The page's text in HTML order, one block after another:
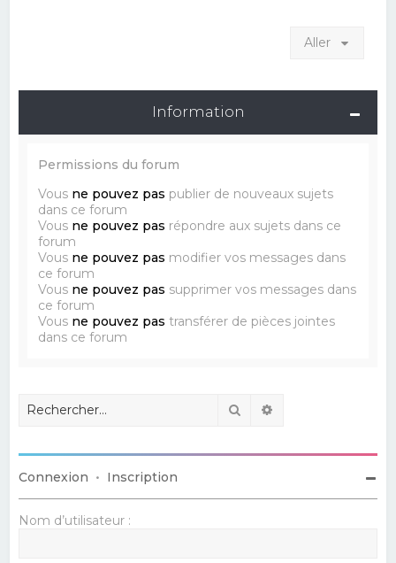
Aller
Information
Permissions du forum
Vous ne pouvez pas publier de nouveaux sujets
dans ce forum
Vous ne pouvez pas répondre aux sujets dans ce
forum
Vous ne pouvez pas modifier vos messages dans
ce forum
Vous ne pouvez pas supprimer vos messages dans
ce forum
Vous ne pouvez pas transférer de pièces jointes
dans ce forum
Rechercher
Connexion • Inscription
Nom d’utilisateur :